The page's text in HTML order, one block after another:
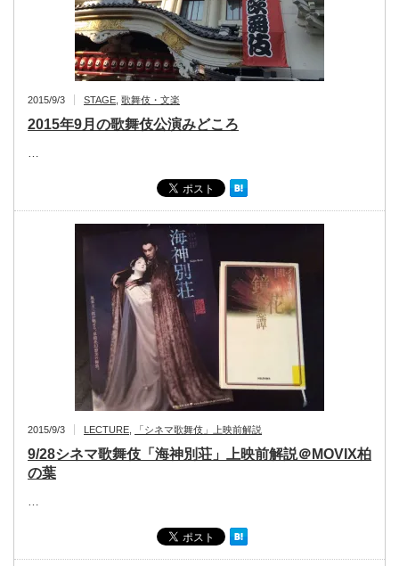
2015/9/3 STAGE 歌舞伎・文楽
2015年9月の歌舞伎公演みどころ
…
2015/9/3 LECTURE 「シネマ歌舞伎」上映前解説
9/28シネマ歌舞伎「海神別荘」上映前解説＠MOVIX柏
の葉
…